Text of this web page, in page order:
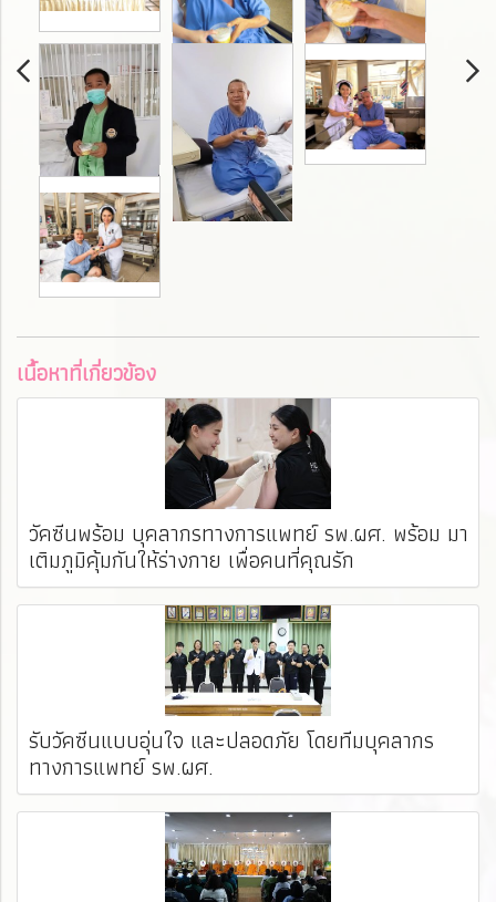
เนื้อหาที่เกี่ยวข้อง
วัคซีนพร้อม บุคลากรทางการแพทย์ รพ.ผศ. พร้อม มา
เติมภูมิคุ้มกันให้ร่างกาย เพื่อคนที่คุณรัก
รับวัคซีนแบบอุ่นใจ และปลอดภัย โดยทีมบุคลากร
ทางการแพทย์ รพ.ผศ. ️